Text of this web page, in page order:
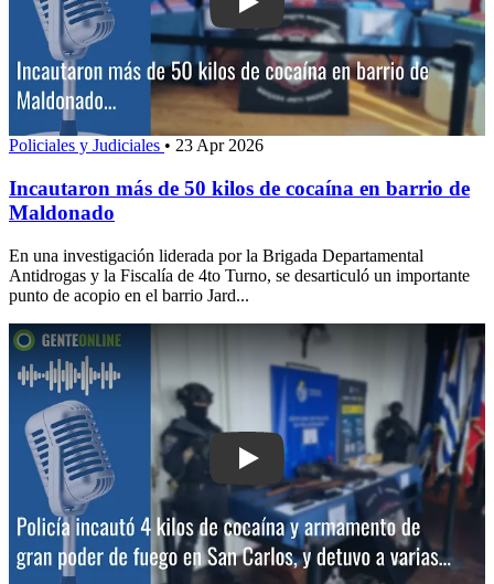
Play: Incautaron más de 50 kilos de
Policiales y Judiciales • 23 Apr 2026
Incautaron más de 50 kilos de cocaína en barrio de
Maldonado
En una investigación liderada por la Brigada Departamental
Antidrogas y la Fiscalía de 4to Turno, se desarticuló un importante
punto de acopio en el barrio Jard...
Play: Policía incautó 4 kilos de